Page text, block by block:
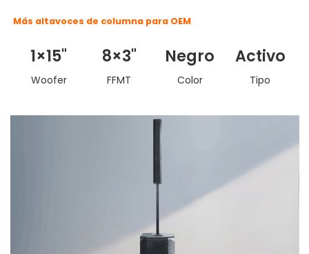
Más altavoces de columna para OEM
1×15"
Woofer
8×3"
FFMT
Negro
Color
Activo
Tipo